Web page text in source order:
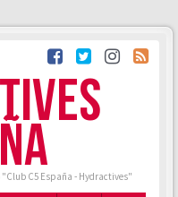
C5 España - Hydractives"